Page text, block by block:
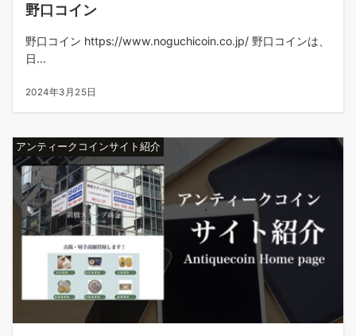
野口コイン
野口コイン https://www.noguchicoin.co.jp/ 野口コインは、
日...
2024年3月25日
アンティークコインサイト紹介